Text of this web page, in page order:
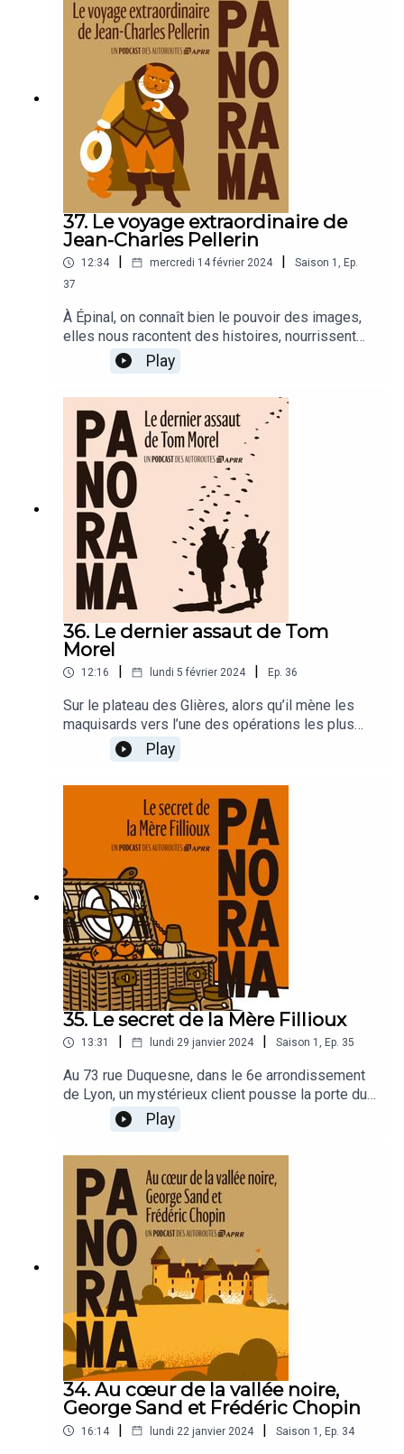
37. Le voyage extraordinaire de
Jean-Charles Pellerin
12:34 mercredi 14 février 2024 Saison 1 , Ep.
37
À Épinal, on connaît bien le pouvoir des images,
elles nous racontent des histoires, nourrissent
nos imaginaires, colportent des informations,
mais aussi de la propagande, parfois. Mais
connaissez-vous l’histoire de celui qui fit voyager
ces images à travers toute la France ?
Play
36. Le dernier assaut de Tom
Morel
12:16 lundi 5 février 2024 Ep. 36
Sur le plateau des Glières, alors qu’il mène les
maquisards vers l’une des opérations les plus
risquées de la guerre, Tom Morel se remémore le
serment qu’ils ont tous pris, « Vivre libre ou
mourir », et à sa jeune épouse Marie-Germaine.
Play
35. Le secret de la Mère Fillioux
13:31 lundi 29 janvier 2024 Saison 1 , Ep. 35
Au 73 rue Duquesne, dans le 6e arrondissement
de Lyon, un mystérieux client pousse la porte du
restaurant du bistrot Fillioux. C’est un invité de
marque. Que vient-il chercher, chez celle qu'on
appelait "La reine des poulardes" ?
Play
34. Au cœur de la vallée noire,
George Sand et Frédéric Chopin
16:14 | lundi 22 janvier 2024 | Saison 1 Ep. 34